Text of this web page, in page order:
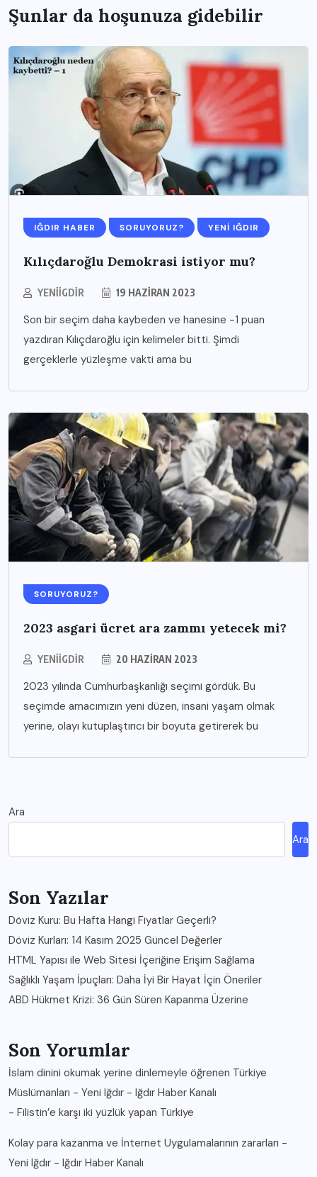
Şunlar da hoşunuza gidebilir
IĞDIR HABER SORUYORUZ? YENI IĞDIR
Kılıçdaroğlu Demokrasi istiyor mu?
YENIIGDIR 19 HAZIRAN 2023
Son bir seçim daha kaybeden ve hanesine -1 puan
yazdıran Kılıçdaroğlu için kelimeler bitti. Şimdi
gerçeklerle yüzleşme vakti ama bu
SORUYORUZ?
2023 asgari ücret ara zammı yetecek mi?
YENIIGDIR 20 HAZIRAN 2023
2023 yılında Cumhurbaşkanlığı seçimi gördük. Bu
seçimde amacımızın yeni düzen, insani yaşam olmak
yerine, olayı kutuplaştırıcı bir boyuta getirerek bu
Ara
Ara
Son Yazılar
Döviz Kuru: Bu Hafta Hangi Fiyatlar Geçerli?
Döviz Kurları: 14 Kasım 2025 Güncel Değerler
HTML Yapısı ile Web Sitesi İçeriğine Erişim Sağlama
Sağlıklı Yaşam İpuçları: Daha İyi Bir Hayat İçin Öneriler
ABD Hükmet Krizi: 36 Gün Süren Kapanma Üzerine
Son Yorumlar
İslam dinini okumak yerine dinlemeyle öğrenen Türkiye
Müslümanları - Yeni Iğdır - Iğdır Haber Kanalı
- Filistin’e karşı iki yüzlük yapan Türkiye
Kolay para kazanma ve İnternet Uygulamalarının zararları -
Yeni Iğdır - Iğdır Haber Kanalı